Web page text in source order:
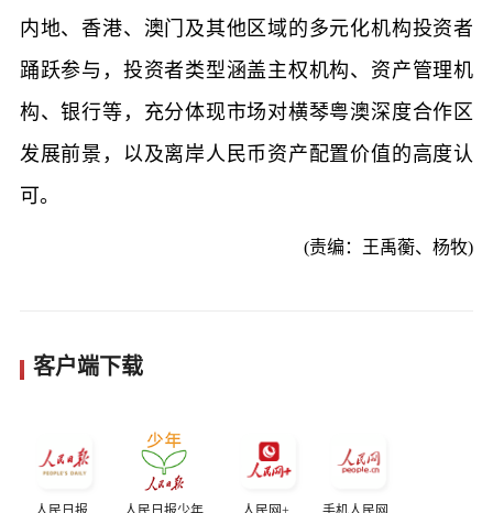
内地、香港、澳门及其他区域的多元化机构投资者
踊跃参与，投资者类型涵盖主权机构、资产管理机
构、银行等，充分体现市场对横琴粤澳深度合作区
发展前景，以及离岸人民币资产配置价值的高度认
可。
(责编：王禹蘅、杨牧)
客户端下载